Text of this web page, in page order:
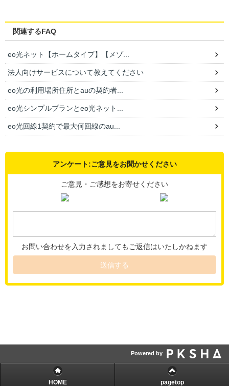
関連するFAQ
eo光ネット【ホームタイプ】【メゾ...
法人向けサービスについて教えてください
eo光の利用場所住所とauの契約者...
eo光シンプルプランとeo光ネット...
eo光回線1契約で最大何回線のau...
アンケート:ご意見をお聞かせください
ご意見・ご感想をお寄せください
お問い合わせを入力されましてもご返信はいたしかねます
送信する
Powered by
HOME pagetop